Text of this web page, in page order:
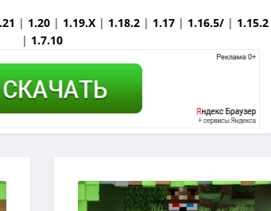
| 1.20 | 1.19.X | 1.18.2 | 1.17 | 1.16.5/ | 1.15.2
| 1.7.10